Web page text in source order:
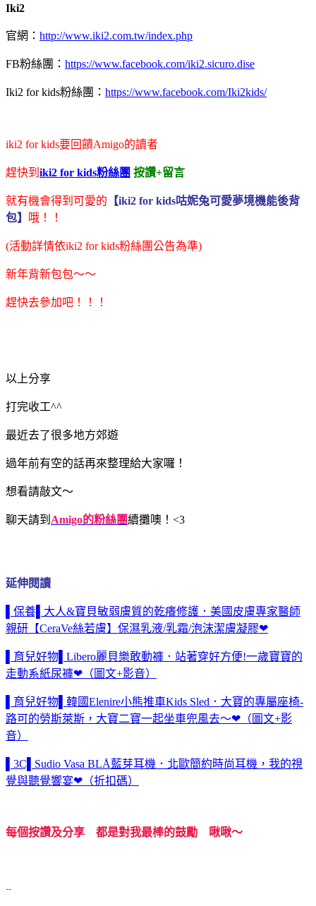
Iki2
官網： http://www.iki2.com.tw/index.php
FB粉絲團： https://www.facebook.com/iki2.sicuro.dise
Iki2 for kids粉絲團： https://www.facebook.com/Iki2kids/
iki2 for kids要回饋Amigo的讀者
趕快到 iki2 for kids粉絲團 按讚+留言
就有機會得到可愛的 【iki2 for kids咕妮兔可愛夢境機能後背
包】
哦！！
(活動詳情依iki2 for kids粉絲團公告為準)
新年背新包包～～
趕快去參加吧！！！
以上分享
打完收工^^
最近去了很多地方郊遊
過年前有空的話再來整理給大家囉！
想看請敲文～
聊天請到 Amigo的粉絲團續攤噢！<3
延伸閱讀
▌保養▌大人&寶貝敏弱膚質的乾癢修護．美國皮膚專家醫師
親研【CeraVe絲若膚】保濕乳液/乳霜/泡沫潔膚凝膠❤
▌育兒好物▌Libero麗貝樂敢動褲．站著穿好方便!一歲寶寶的
走動系紙尿褲❤（圖文+影音）
▌育兒好物▌韓國Elenire小熊推車Kids Sled．大寶的專屬座椅-
路可的勞斯萊斯，大寶二寶一起坐車兜風去～❤（圖文+影
音）
▌3C▌Sudio Vasa BLÅ藍芽耳機．北歐簡約時尚耳機，我的視
覺與聽覺響宴❤（折扣碼）
每個按讚及分享 都是對我最棒的鼓勵 啾啾～
--